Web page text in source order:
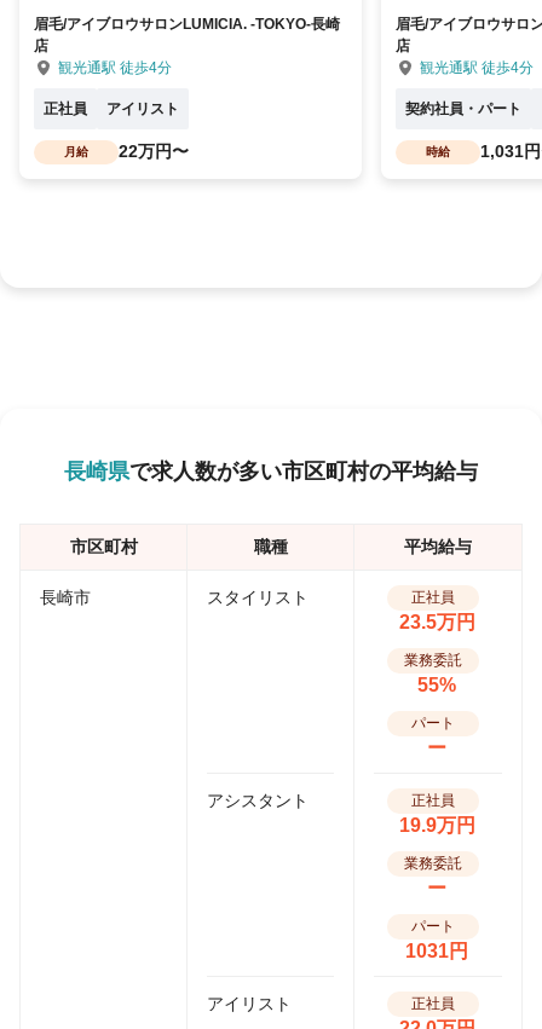
眉毛/アイブロウサロンLUMICIA. -TOKYO-長崎
店
観光通駅 徒歩4分
正社員 アイリスト
月給 22万円〜
眉毛/アイブロウサロ
店
観光通駅 徒歩4分
契約社員・パート
時給 1,031
長崎県で求人数が多い市区町村の平均給与
市区町村 職種 平均給与
長崎市 スタイリスト 正社員
23.5万円
業務委託
55%
パート
ー
アシスタント 正社員
19.9万円
業務委託
ー
パート
1031円
アイリスト 正社員